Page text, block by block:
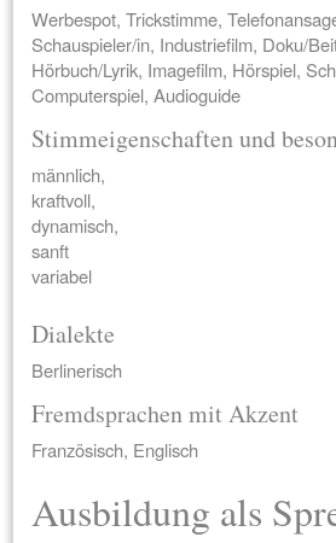
Werbespot, Trickstimme,
Schauspieler/in, Industriefilm, Doku/
Hörbuch/Lyrik, Imagefilm, Hörspiel,
Computerspiel, Audioguide
Stimmeigenschaften und
männlich,
kraftvoll,
dynamisch,
sanft
variabel
Dialekte
Berlinerisch
Fremdsprachen mit Akzent
Französisch, Englisch
Ausbildung als